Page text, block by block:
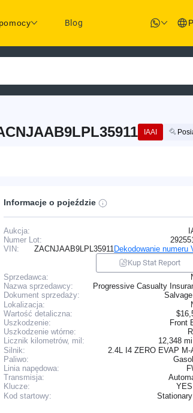
Blog
IAAI
Informacje o pojeździe
Aukcja:
Numer Lot:
VIN:
ZACNJAAB9LPL35911 Dekodowanie numeru
Kup Stat Report
Sprzedawca:
Nazwa sprzedawcy:
Progressive Casualty
Dokument sprzedaży:
Lokalizacja:
Wartość detaliczna:
Uszkodzenie:
Front
Uszkodzenie wtórne:
Licznik kilometrów, mil:
12,348
Silnik:
2.4L I4 ZERO EVAP M-
Paliwo:
Linia napędowa:
Transmisja:
Klucze:
Kod startowy: